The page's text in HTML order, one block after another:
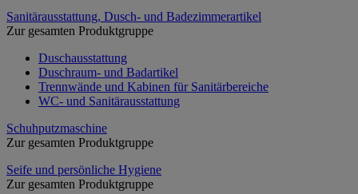
Sanitärausstattung, Dusch- und Badezimmerartikel
Zur gesamten Produktgruppe
Duschausstattung
Duschraum- und Badartikel
Trennwände und Kabinen für Sanitärbereiche
WC- und Sanitärausstattung
Schuhputzmaschine
Zur gesamten Produktgruppe
Seife und persönliche Hygiene
Zur gesamten Produktgruppe